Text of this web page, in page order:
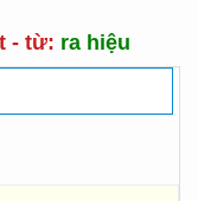
- từ: ra hiệu